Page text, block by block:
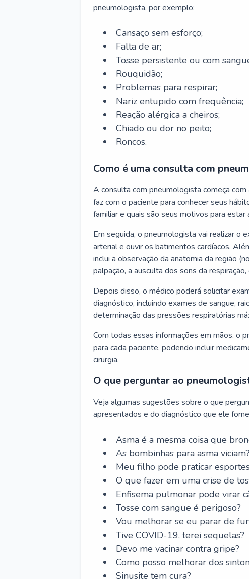
pneumologista, por exemplo:
Cansaço sem esforço;
Falta de ar;
Tosse persistente ou com
Rouquidão;
Problemas para respirar;
Nariz entupido com frequência;
Reação alérgica a cheiros;
Chiado ou dor no peito;
Roncos.
Como é uma consulta com
A consulta com pneumologista começa
faz com o paciente para conhecer seus
familiar e quais são seus motivos para estar
Em seguida, o pneumologista vai realizar o
arterial e ouvir os batimentos cardíacos.
inclui a observação da anatomia da região
palpação, a ausculta dos sons da
Depois disso, o médico poderá solicitar
diagnóstico, incluindo exames de sangue,
determinação das pressões respiratórias
Com todas essas informações em mãos, o
para cada paciente, podendo incluir
cirurgia.
O que perguntar ao
Veja algumas sugestões sobre o que
apresentados e do diagnóstico que ele
Asma é a mesma coisa que
As bombinhas para asma viciam?
Meu filho pode praticar
O que fazer em uma crise de
Enfisema pulmonar pode virar
Tosse com sangue é perigoso?
Vou melhorar se eu parar de
Tive COVID-19, terei sequelas?
Devo me vacinar contra gripe?
Como posso melhorar dos
Sinusite tem cura?